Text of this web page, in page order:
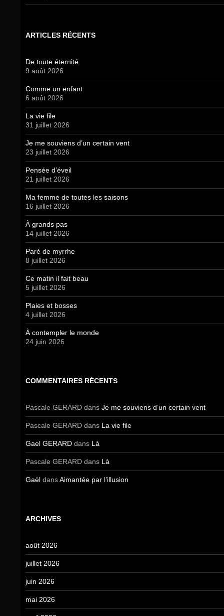
ARTICLES RÉCENTS
De toute éternité
9 août 2026
Comme un enfant
6 août 2026
La vie file
31 juillet 2026
Je me souviens d’un certain vent
23 juillet 2026
Pensée d’éveil
21 juillet 2026
Ma femme de toutes les saisons
16 juillet 2026
À grands pas
14 juillet 2026
Paré de myrrhe
8 juillet 2026
Ce matin il fait beau
5 juillet 2026
Plaies et bosses
4 juillet 2026
À contempler le monde
24 juin 2026
COMMENTAIRES RÉCENTS
Pascale GERARD dans Je me souviens d’un certain vent
Pascale GERARD dans La vie file
Gael GERARD dans Là
Pascale GERARD dans Là
Gaël dansAimantée par l’illusion
ARCHIVES
août 2026
juillet 2026
juin 2026
mai 2026